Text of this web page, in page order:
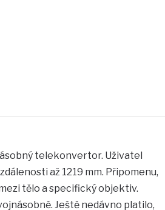
telekonvertor. Uživatel
až 1219 mm. Připomenu,
tělo a specifický objektiv.
Ještě nedávno platilo,